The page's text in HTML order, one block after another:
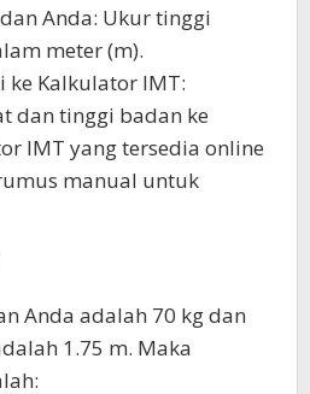
Anda: Ukur tinggi
meter (m).
ke Kalkulator IMT:
dan tinggi badan ke
IMT yang tersedia online
manual untuk
Anda adalah 70 kg dan
1.75 m. Maka